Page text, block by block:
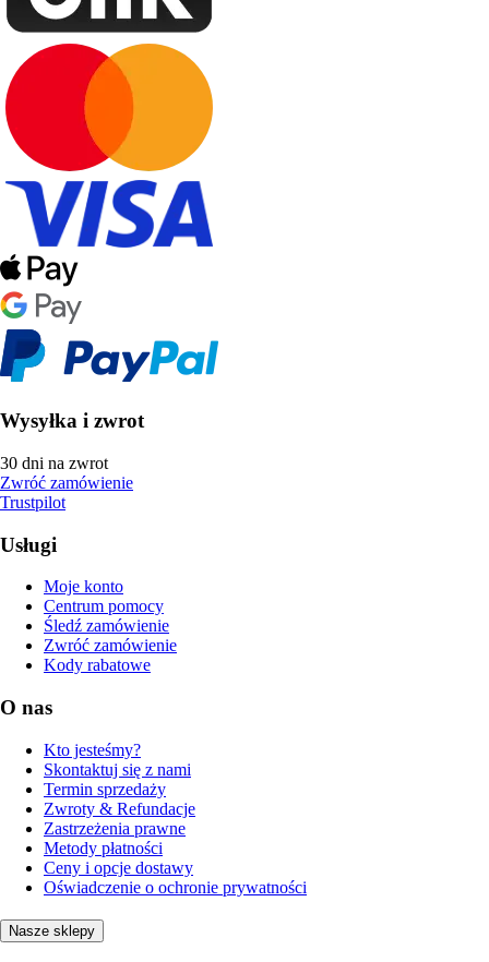
Wysyłka i zwrot
30 dni na zwrot
Zwróć zamówienie
Trustpilot
Usługi
Moje konto
Centrum pomocy
Śledź zamówienie
Zwróć zamówienie
Kody rabatowe
O nas
Kto jesteśmy?
Skontaktuj się z nami
Termin sprzedaży
Zwroty & Refundacje
Zastrzeżenia prawne
Metody płatności
Ceny i opcje dostawy
Oświadczenie o ochronie prywatności
Nasze sklepy